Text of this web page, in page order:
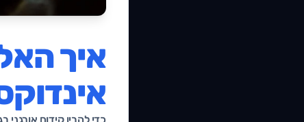
איך
כדי להבין קידום אורגני